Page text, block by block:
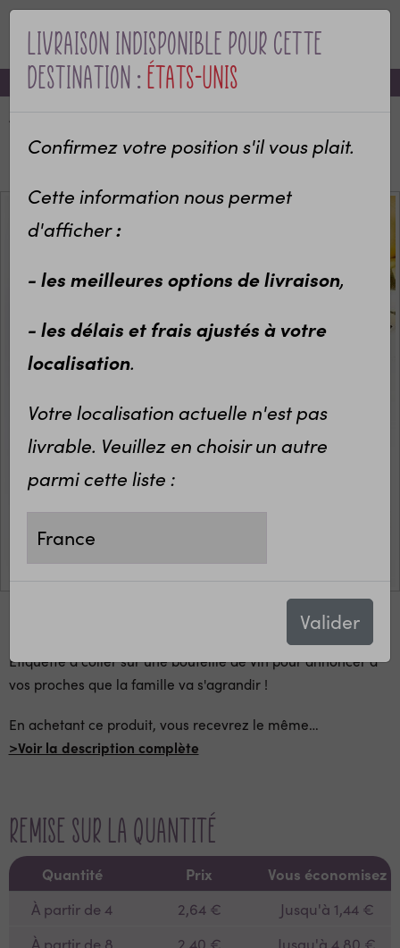
MENU
-10% sur votre première commande avec le code bienvenue
Livraison indisponible pour cette
destination :États-Unis
Confirmez votre position s'il vous plait.
Cette information nous permet
d'afficher:
- les meilleures options de livraison,
- les délais et frais ajustés à votre
localisation.
Votre localisation actuelle n'est pas
livrable. Veuillez en choisir un autre
parmi cette liste :
Valider
Etiquette bouteille vin "La famille va s'agrandir "
Spécial Noël
Etiquette à coller sur une bouteille de vin pour annoncer à
vos proches que la famille va s'agrandir !
En achetant ce produit, vous recevrez le même…
>Voir la description complète
Remise sur la quantité
Quantité Prix Vous économisez
À partir de 4 2,64 €
Jusqu'à 1,44 €
À partir de 8
2,40 €
Jusqu'à 4,80 €